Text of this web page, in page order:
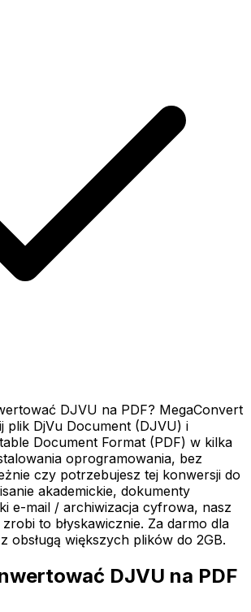
DJVU na PDF? MegaConvert
plik DjVu Document (DJVU) i
Document Format (PDF) w kilka
oprogramowania, bez
czy potrzebujesz tej konwersji do
akademickie, dokumenty
e-mail / archiwizacja cyfrowa, nasz
to błyskawicznie. Za darmo dla
obsługą większych plików do 2GB.
DJVU na PDF